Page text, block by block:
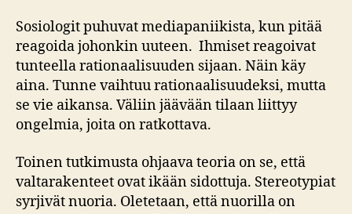
Sosiologit puhuvat mediapaniikista, kun pitää
reagoida johonkin uuteen. Ihmiset reagoivat
tunteella rationaalisuuden sijaan. Näin käy
aina. Tunne vaihtuu rationaalisuudeksi, mutta
se vie aikansa. Väliin jäävään tilaan liittyy
ongelmia, joita on ratkottava.
Toinen tutkimusta ohjaava teoria on se, että
valtarakenteet ovat ikään sidottuja. Stereotypiat
syrjivät nuoria. Oletetaan, että nuorilla on